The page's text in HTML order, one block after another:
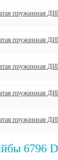
пружинная
пружинная
пружинная
пружинная
пружинная
6796